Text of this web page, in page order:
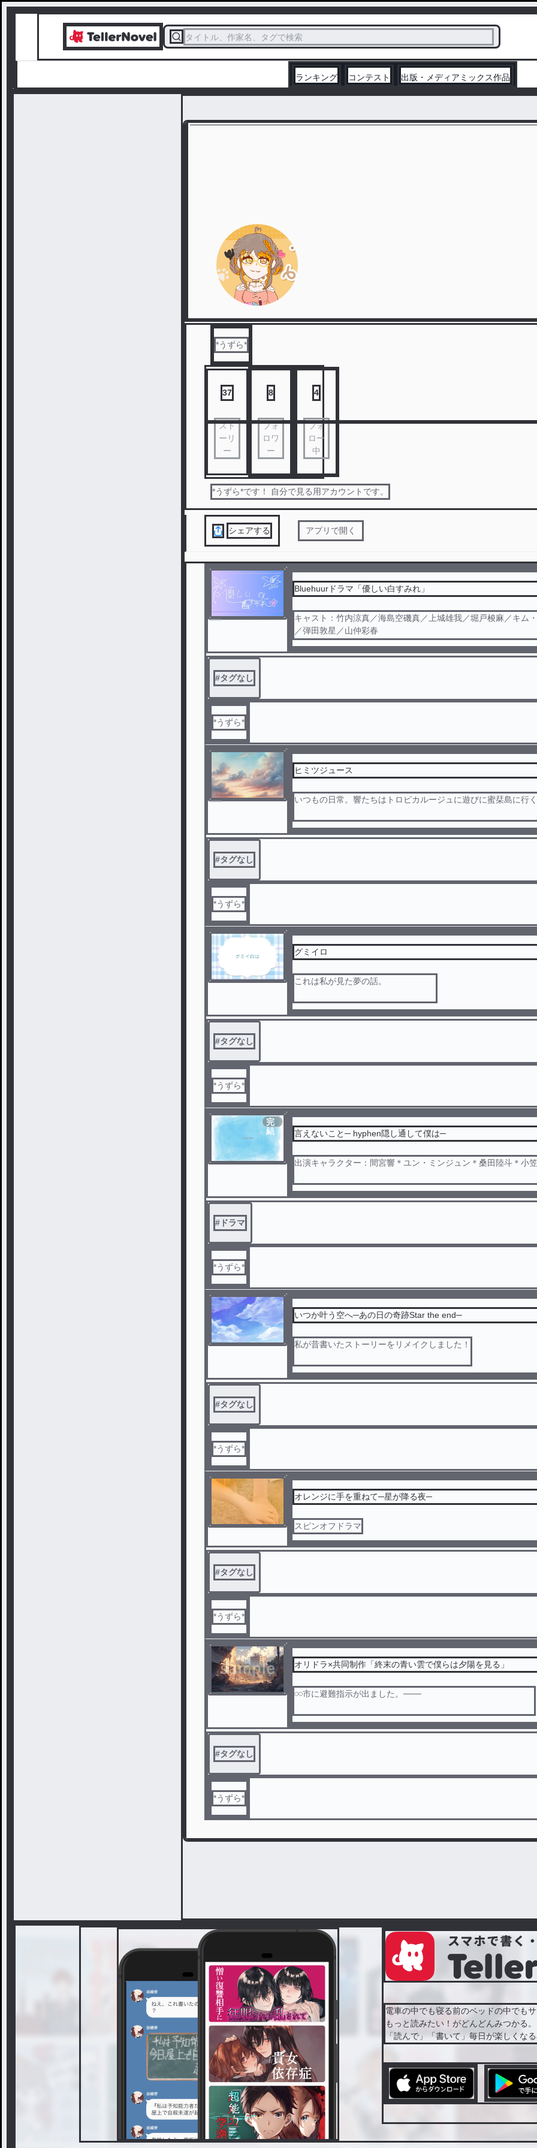
タイトル、作家名、タグで検索
ランキング コンテスト 出版・メディアミックス作品
*うずら*
37
スト
ーリ
ー
8
フォ
ロワ
ー
4
フォ
ロー
中
*うずら*です！ 自分で見る用アカウントです。
シェアする アプリで開く
Bluehuurドラマ「優しい白すみれ」
キャスト：竹内涼真／海島空磯真／上城雄我／堀戸梭麻／キム
／弾田敦星／山仲彩春
友情と恋愛と恋と
追加※男性妊娠、出産、行為などの表現があります。苦手な方
さい。
#タグなし
*うずら*
ヒミツジュース
いつもの日常。響たちはトロピカルージュに遊びに蜜栞島に行く
島には ‪甲本洋平(マキタスポーツ)、三原紹子(安藤玉恵)、桑田陸斗(浅香航大
)橘勝利(田中奏生)がすでに着島していて─
#タグなし
*うずら*
グミイロ
これは私が見た夢の話。
はちゃめちゃどりーむだいありぃ！✩
#タグなし
*うずら*
完
結
言えないこと─ hyphen隠し通して僕は─
おリドラです！
# ドラマ
*うずら*
いつか叶う空へ─あの日の奇跡Star the end─
私が昔書いたストーリーをリメイクしました！
※ご本人とは一切関係ありません。
#タグなし
*うずら*
オレンジに手を重ねて─星が降る夜─
スピンオフドラマ
#タグなし
*うずら*
オリドラ×共同制作「終末の青い雲で僕らは夕陽を見る」
𓏸𓏸市に避難指示が出ました。───
普通の日常は壊されていく。
#タグなし
*うずら*
電車の中でも寝る前のベッドの中でもサ
もっと読みたい！がどんどんみつかる。
「読んで」「書いて」毎日が楽しくな